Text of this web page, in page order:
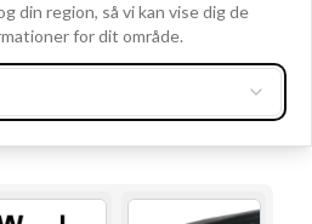
din region, så vi kan vise dig de
for dit område.